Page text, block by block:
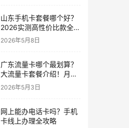
山东手机卡套餐哪个好？
2026实测高性价比款全解
析（只发山东）
2026年5月8日
广东流量卡哪个最划算？
大流量卡套餐介绍！月租
9元起，150G起全国通用
2026年5月3日
网上能办电话卡吗？手机
卡线上办理全攻略